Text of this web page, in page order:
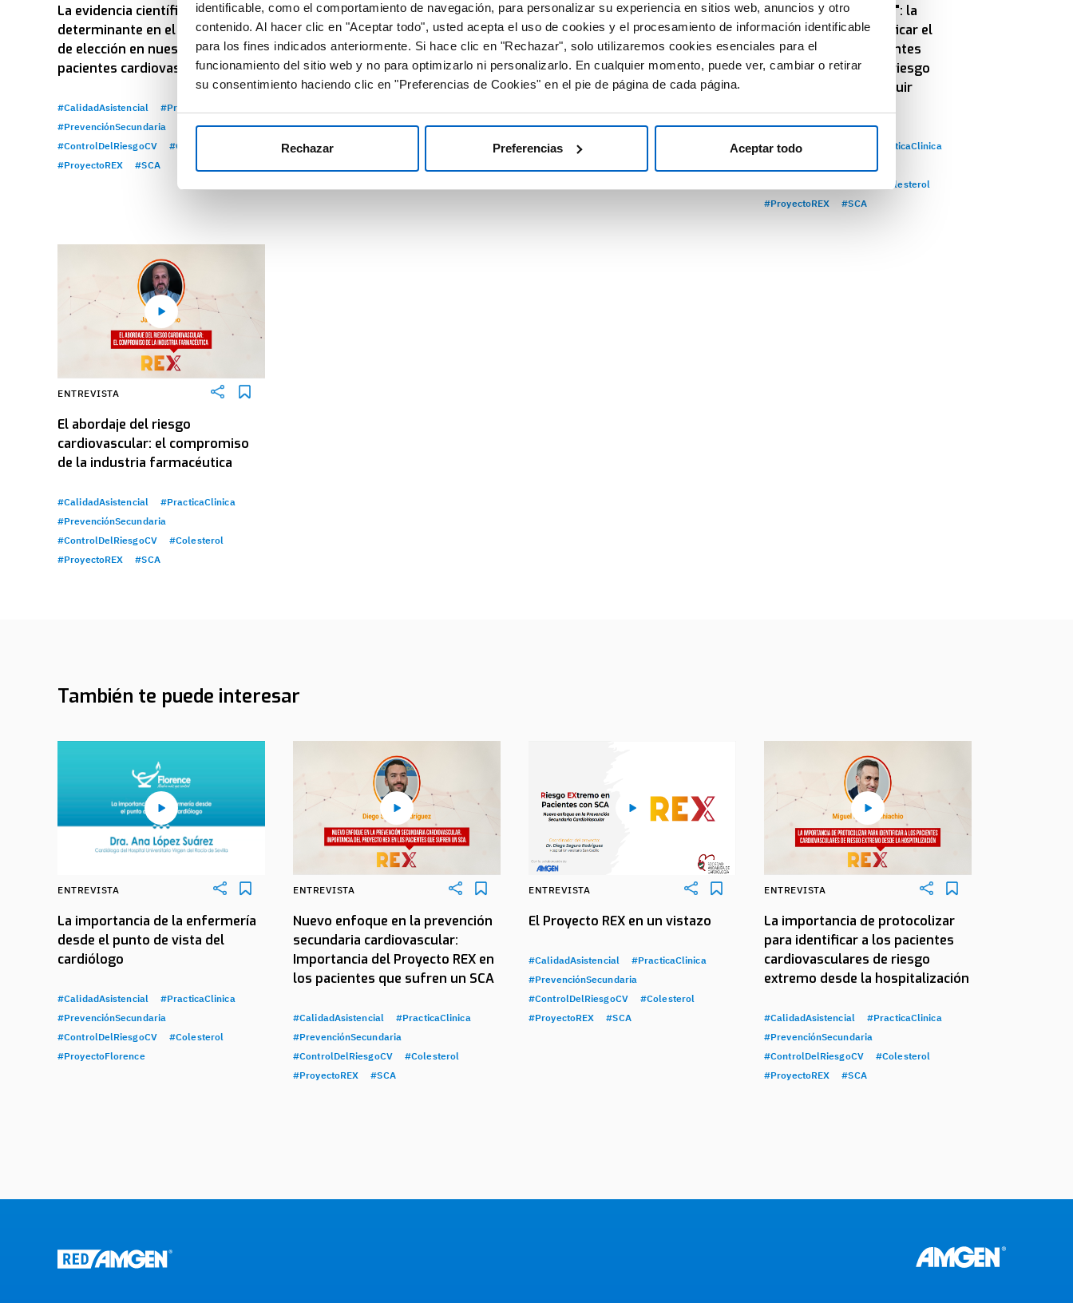
identificable, como el comportamiento de navegación, para personalizar su experiencia en sitios web, anuncios y otro
contenido. Al hacer clic en "Aceptar todo", usted acepta el uso de cookies y el procesamiento de información identificable
para los fines indicados anteriormente. Si hace clic en "Rechazar", solo utilizaremos cookies esenciales para el
funcionamiento del sitio web y no para optimizarlo ni personalizarlo. En cualquier momento, puede ver, cambiar o retirar
su consentimiento haciendo clic en "Preferencias de Cookies" en el pie de página de cada página.
Rechazar Preferencias Aceptar todo
La evidencia científica,
determinante en el tratamiento
de elección en nuestros
pacientes cardiovasculares
#CalidadAsistencial
#PracticaClinica
#PrevenciónSecundaria
#ControlDelRiesgoCV
#Colesterol
#ProyectoREX
#SCA
El farmacéutico, pieza clave del
Proyecto REX
#CalidadAsistencial
#PracticaClinica
#PrevenciónSecundaria
#ProyectoREX
#SCA
Toma de decisiones desde la
hospitalización del paciente con
riesgo extremo: Trabajo
colaborativo y multidisciplinar
#PrevenciónSecundaria
#ControlDelRiesgoCV
"Cuanto antes, mejor": la
necesidad de intensificar el
tratamiento en pacientes
cardiovasculares de riesgo
extremo para conseguir
#CalidadAsistencial
#PracticaClinica
#Colesterol
#ProyectoREX
#SCA
ENTREVISTA
El abordaje del riesgo
cardiovascular: el compromiso
de la industria farmacéutica
#CalidadAsistencial
#PracticaClinica
#PrevenciónSecundaria
#ControlDelRiesgoCV
#Colesterol
#ProyectoREX
#SCA
También te puede interesar
ENTREVISTA
La importancia de la enfermería
desde el punto de vista del
cardiólogo
#CalidadAsistencial
#PracticaClinica
#PrevenciónSecundaria
#ControlDelRiesgoCV
#Colesterol
#ProyectoFlorence
ENTREVISTA
Nuevo enfoque en la prevención
secundaria cardiovascular:
Importancia del Proyecto REX en
los pacientes que sufren un SCA
#CalidadAsistencial
#PracticaClinica
#PrevenciónSecundaria
#ControlDelRiesgoCV
#Colesterol
#ProyectoREX
#SCA
ENTREVISTA
El Proyecto REX en un vistazo
#CalidadAsistencial
#PracticaClinica
#PrevenciónSecundaria
#ControlDelRiesgoCV
#Colesterol
#ProyectoREX
#SCA
ENTREVISTA
La importancia de protocolizar
para identificar a los pacientes
cardiovasculares de riesgo
extremo desde la hospitalización
#CalidadAsistencial
#PracticaClinica
#PrevenciónSecundaria
#ControlDelRiesgoCV
#Colesterol
#ProyectoREX
#SCA